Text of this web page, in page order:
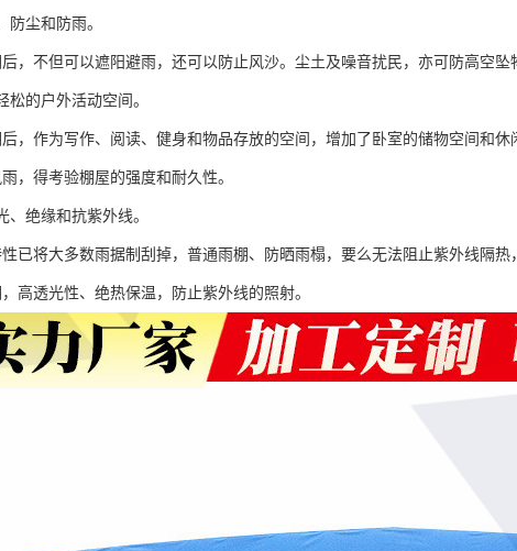
防尘和防雨。
，不但可以遮阳避雨，还可以防止风沙。尘土及噪音扰民，亦可防高空
松的户外活动空间。
，作为写作、阅读、健身和物品存放的空间，增加了卧室的储物空间和
，得考验棚屋的强度和耐久性。
、绝缘和抗紫外线。
性已将大多数雨据制刮掉，普通雨棚、防晒雨榻，要么无法阻止紫外线隔
高透光性、绝热保温，防止紫外线的照射。